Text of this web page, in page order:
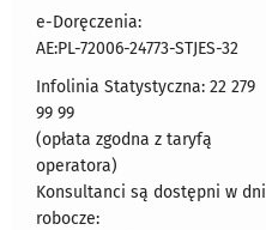
e-Doręczenia:
AE:PL-72006-24773-STJES-32
Infolinia Statystyczna: 22 279
99 99
(opłata zgodna z taryfą
operatora)
Konsultanci są dostępni w dni
robocze: